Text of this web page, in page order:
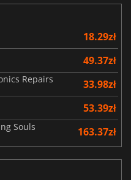
18.29zł
49.37zł
Repairs 33.98zł
53.39zł
Souls 163.37zł